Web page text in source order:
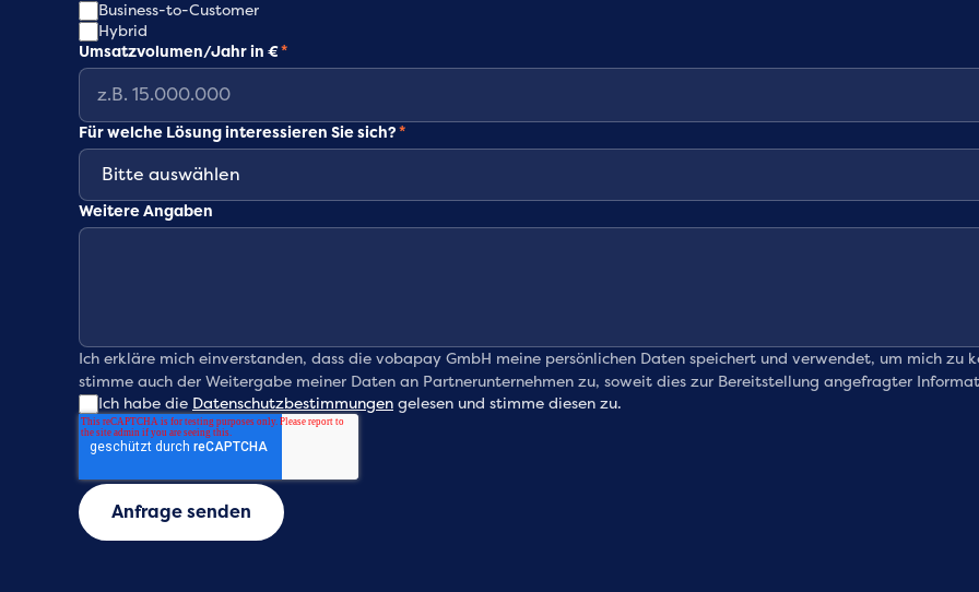
Business-to-Customer
Hybrid
Umsatzvolumen/Jahr in €*
Für welche Lösung interessieren Sie sich?*
Weitere Angaben
Ich erkläre mich einverstanden, dass die vobapay GmbH meine persönlichen Daten speichert und verwendet, um mich zu
stimme auch der Weitergabe meiner Daten an Partnerunternehmen zu, soweit dies zur Bereitstellung angefragter
Ich habe die Datenschutzbestimmungen gelesen und stimme diesen zu.